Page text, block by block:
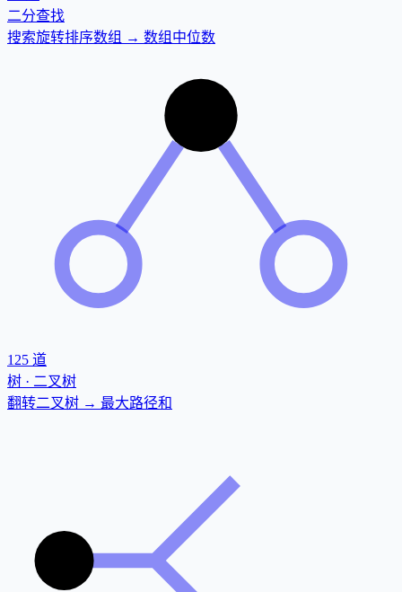
二分查找
搜索旋转排序数组 → 数组中位数
125 道
树 · 二叉树
翻转二叉树 → 最大路径和